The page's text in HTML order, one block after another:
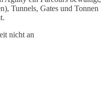
Tunnels, Gates und Tonnen
nicht an